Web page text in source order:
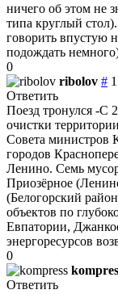
ничего об этом не
типа круглый
говорить впустую
подождать
0
ribolov #
Ответить
Поезд тронулся -С
очистки
Совета министров
городов
Ленино. Семь
Приозёрное
(Белогорский
объектов по
Евпатории,
энергоресурсов
0
Ответить